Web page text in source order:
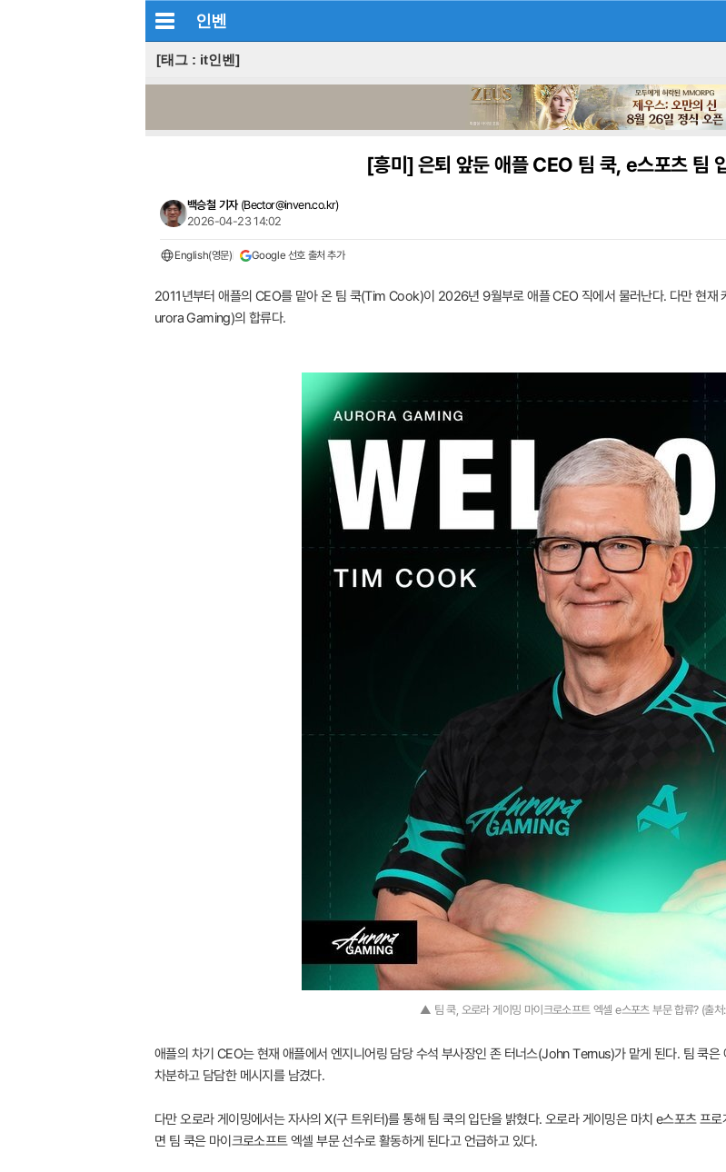
인벤
[태그 : it인벤]
[흥미]은퇴 앞둔 애플 CEO 팀 쿡, e스포츠 팀
백승철 기자 (Bector@inven.co.kr)
2026-04-23 14:02
English(영문) Google 선호 출처 추가
2011년부터 애플의 CEO를 맡아 온 팀 쿡(Tim Cook)이 2026년 9월부로 애플 CEO 직에서 물러난다. 다만 현재
urora Gaming)의 합류다.
▲ 팀 쿡, 오로라 게이밍 마이크로소프트 엑셀 e스포츠 부문 합류? (출
애플의 차기 CEO는 현재 애플에서 엔지니어링 담당 수석 부사장인 존 터너스(John Ternus)가 맡게 된다. 팀 쿡
차분하고 담담한 메시지를 남겼다.
다만 오로라 게이밍에서는 자사의 X(구 트위터)를 통해 팀 쿡의 입단을 밝혔다. 오로라 게이밍은 마치 e스포츠 프
면 팀 쿡은 마이크로소프트 엑셀 부문 선수로 활동하게 된다고 언급하고 있다.